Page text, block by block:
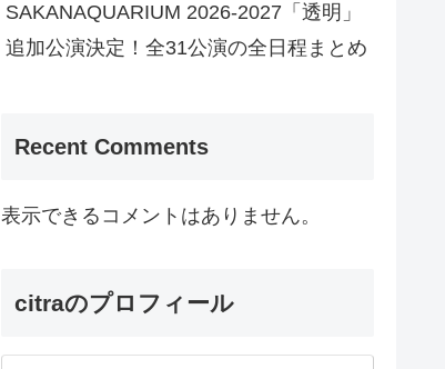
SAKANAQUARIUM 2026-2027「透明」
追加公演決定！全31公演の全日程まとめ
Recent Comments
表示できるコメントはありません。
citraのプロフィール